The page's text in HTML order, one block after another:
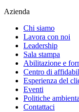
Azienda
Chi siamo
Lavora con noi
Leadership
Sala stampa
Abilitazione e
Centro di
Esperienza del
Eventi
Politiche
Contattaci